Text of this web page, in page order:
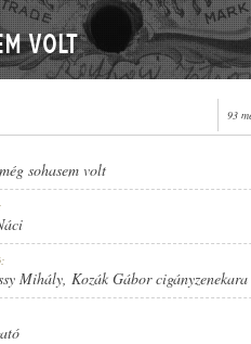
volt
93
sohasem volt
Mihály, Kozák Gábor cigányzenekara